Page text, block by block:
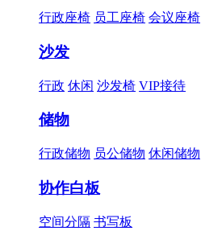
行政座椅 员工座椅 会议座椅
沙发
行政 休闲 沙发椅 VIP接待
储物
行政储物 员公储物 休闲储物
协作白板
空间分隔 书写板